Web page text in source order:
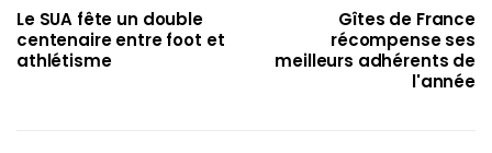
Le SUA fête un double
centenaire entre foot et
athlétisme
Gîtes de France
récompense ses
meilleurs adhérents de
l'année